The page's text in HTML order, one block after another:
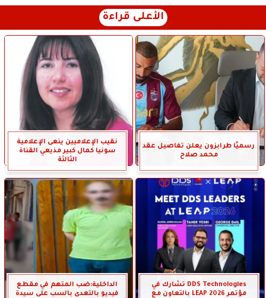
الأعلى قراءة
رسميًا طرابزون يعلن تفاصيل عقد
محمد صلاح
نقيب الإعلاميين ينعى الإعلامية
سونيا كمال كبير مذيعي القناة
الثالثة
DDS Technologies تشارك في
مؤتمر LEAP 2026 بالتعاون مع
الداخلية:ضب المتهم في مقطع
فيديو بالتعدى بالسب على سيدة